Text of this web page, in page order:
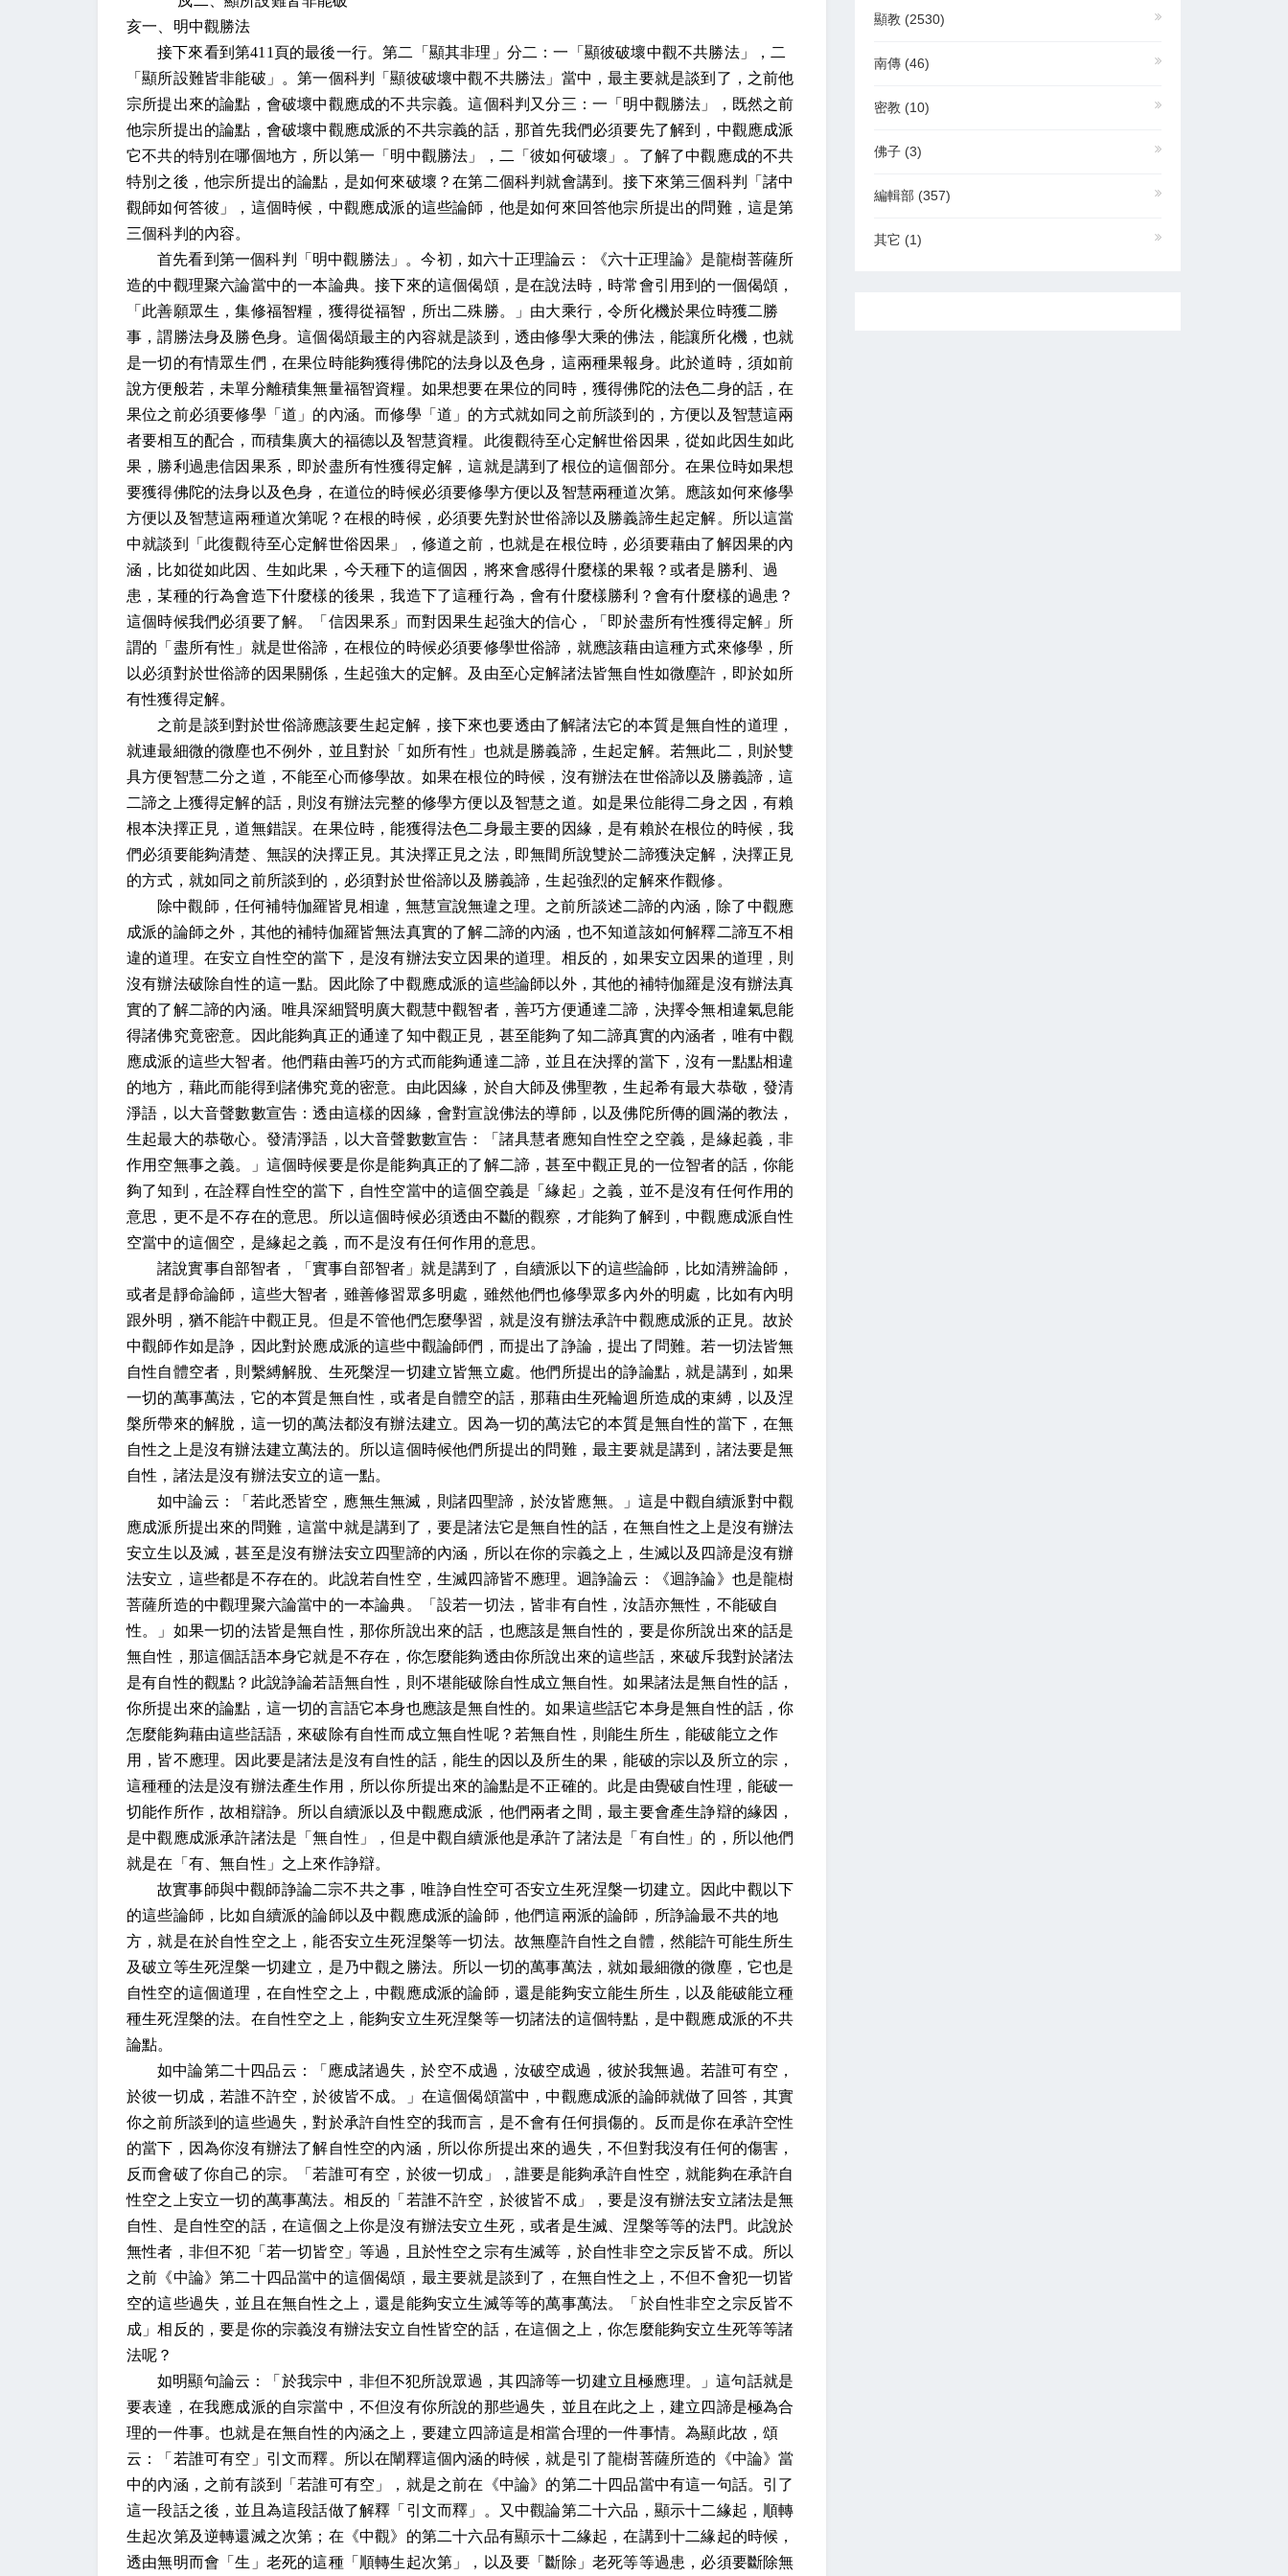
亥一、明中觀勝法
接下來看到第411 頁的最後一行。第二「顯其非理」分二：一「顯彼破壞中觀不共勝法」，二
「顯所設難皆非能破」。第一個科判「顯彼破壞中觀不共勝法」當中，最主要就是談到了，之前他
宗所提出來的論點，會破壞中觀應成的不共宗義。這個科判又分三：一「明中觀勝法」，既然之前
他宗所提出的論點，會破壞中觀應成派的不共宗義的話，那首先我們必須要先了解到，中觀應成派
它不共的特別在哪個地方，所以第一「明中觀勝法」，二「彼如何破壞」。了解了中觀應成的不共
特別之後，他宗所提出的論點，是如何來破壞？在第二個科判就會講到。接下來第三個科判「諸中
觀師如何答彼」，這個時候，中觀應成派的這些論師，他是如何來回答他宗所提出的問難，這是第
三個科判的內容。
首先看到第一個科判「明中觀勝法」。今初，如六十正理論云：《六十正理論》是龍樹菩薩所
造的中觀理聚六論當中的一本論典。接下來的這個偈頌，是在說法時，時常會引用到的一個偈頌，
「此善願眾生，集修福智糧，獲得從福智，所出二殊勝。」由大乘行，令所化機於果位時獲二勝
事，謂勝法身及勝色身。這個偈頌最主的內容就是談到，透由修學大乘的佛法，能讓所化機，也就
是一切的有情眾生們，在果位時能夠獲得佛陀的法身以及色身，這兩種果報身。此於道時，須如前
說方便般若，未單分離積集無量福智資糧。如果想要在果位的同時，獲得佛陀的法色二身的話，在
果位之前必須要修學「道」的內涵。而修學「道」的方式就如同之前所談到的，方便以及智慧這兩
者要相互的配合，而積集廣大的福德以及智慧資糧。此復觀待至心定解世俗因果，從如此因生如此
果，勝利過患信因果系，即於盡所有性獲得定解，這就是講到了根位的這個部分。在果位時如果想
要獲得佛陀的法身以及色身，在道位的時候必須要修學方便以及智慧兩種道次第。應該如何來修學
方便以及智慧這兩種道次第呢？在根的時候，必須要先對於世俗諦以及勝義諦生起定解。所以這當
中就談到「此復觀待至心定解世俗因果」，修道之前，也就是在根位時，必須要藉由了解因果的內
涵，比如從如此因、生如此果，今天種下的這個因，將來會感得什麼樣的果報？或者是勝利、過
患，某種的行為會造下什麼樣的後果，我造下了這種行為，會有什麼樣勝利？會有什麼樣的過患？
這個時候我們必須要了解。「信因果系」而對因果生起強大的信心，「即於盡所有性獲得定解」所
謂的「盡所有性」就是世俗諦，在根位的時候必須要修學世俗諦，就應該藉由這種方式來修學，所
以必須對於世俗諦的因果關係，生起強大的定解。及由至心定解諸法皆無自性如微塵許，即於如所
有性獲得定解。
之前是談到對於世俗諦應該要生起定解，接下來也要透由了解諸法它的本質是無自性的道理，
就連最細微的微塵也不例外，並且對於「如所有性」也就是勝義諦，生起定解。若無此二，則於雙
具方便智慧二分之道，不能至心而修學故。如果在根位的時候，沒有辦法在世俗諦以及勝義諦，這
二諦之上獲得定解的話，則沒有辦法完整的修學方便以及智慧之道。如是果位能得二身之因，有賴
根本決擇正見，道無錯誤。在果位時，能獲得法色二身最主要的因緣，是有賴於在根位的時候，我
們必須要能夠清楚、無誤的決擇正見。其決擇正見之法，即無間所說雙於二諦獲決定解，決擇正見
的方式，就如同之前所談到的，必須對於世俗諦以及勝義諦，生起強烈的定解來作觀修。
除中觀師，任何補特伽羅皆見相違，無慧宣說無違之理。之前所談述二諦的內涵，除了中觀應
成派的論師之外，其他的補特伽羅皆無法真實的了解二諦的內涵，也不知道該如何解釋二諦互不相
違的道理。在安立自性空的當下，是沒有辦法安立因果的道理。相反的，如果安立因果的道理，則
沒有辦法破除自性的這一點。因此除了中觀應成派的這些論師以外，其他的補特伽羅是沒有辦法真
實的了解二諦的內涵。唯具深細賢明廣大觀慧中觀智者，善巧方便通達二諦，決擇令無相違氣息能
得諸佛究竟密意。因此能夠真正的通達了知中觀正見，甚至能夠了知二諦真實的內涵者，唯有中觀
應成派的這些大智者。他們藉由善巧的方式而能夠通達二諦，並且在決擇的當下，沒有一點點相違
的地方，藉此而能得到諸佛究竟的密意。由此因緣，於自大師及佛聖教，生起希有最大恭敬，發清
淨語，以大音聲數數宣告：透由這樣的因緣，會對宣說佛法的導師，以及佛陀所傳的圓滿的教法，
生起最大的恭敬心。發清淨語，以大音聲數數宣告：「諸具慧者應知自性空之空義，是緣起義，非
作用空無事之義。」這個時候要是你是能夠真正的了解二諦，甚至中觀正見的一位智者的話，你能
夠了知到，在詮釋自性空的當下，自性空當中的這個空義是「緣起」之義，並不是沒有任何作用的
意思，更不是不存在的意思。所以這個時候必須透由不斷的觀察，才能夠了解到，中觀應成派自性
空當中的這個空，是緣起之義，而不是沒有任何作用的意思。
諸說實事自部智者，「實事自部智者」就是講到了，自續派以下的這些論師，比如清辨論師，
或者是靜命論師，這些大智者，雖善修習眾多明處，雖然他們也修學眾多內外的明處，比如有內明
跟外明，猶不能許中觀正見。但是不管他們怎麼學習，就是沒有辦法承許中觀應成派的正見。故於
中觀師作如是諍，因此對於應成派的這些中觀論師們，而提出了諍論，提出了問難。若一切法皆無
自性自體空者，則繫縛解脫、生死槃涅一切建立皆無立處。他們所提出的諍論點，就是講到，如果
一切的萬事萬法，它的本質是無自性，或者是自體空的話，那藉由生死輪迴所造成的束縛，以及涅
槃所帶來的解脫，這一切的萬法都沒有辦法建立。因為一切的萬法它的本質是無自性的當下，在無
自性之上是沒有辦法建立萬法的。所以這個時候他們所提出的問難，最主要就是講到，諸法要是無
自性，諸法是沒有辦法安立的這一點。
如中論云：「若此悉皆空，應無生無滅，則諸四聖諦，於汝皆應無。」這是中觀自續派對中觀
應成派所提出來的問難，這當中就是講到了，要是諸法它是無自性的話，在無自性之上是沒有辦法
安立生以及滅，甚至是沒有辦法安立四聖諦的內涵，所以在你的宗義之上，生滅以及四諦是沒有辦
法安立，這些都是不存在的。此說若自性空，生滅四諦皆不應理。迴諍論云：《迴諍論》也是龍樹
菩薩所造的中觀理聚六論當中的一本論典。「設若一切法，皆非有自性，汝語亦無性，不能破自
性。」如果一切的法皆是無自性，那你所說出來的話，也應該是無自性的，要是你所說出來的話是
無自性，那這個話語本身它就是不存在，你怎麼能夠透由你所說出來的這些話，來破斥我對於諸法
是有自性的觀點？此說諍論若語無自性，則不堪能破除自性成立無自性。如果諸法是無自性的話，
你所提出來的論點，這一切的言語它本身也應該是無自性的。如果這些話它本身是無自性的話，你
怎麼能夠藉由這些話語，來破除有自性而成立無自性呢？若無自性，則能生所生，能破能立之作
用，皆不應理。因此要是諸法是沒有自性的話，能生的因以及所生的果，能破的宗以及所立的宗，
這種種的法是沒有辦法產生作用，所以你所提出來的論點是不正確的。此是由覺破自性理，能破一
切能作所作，故相辯諍。所以自續派以及中觀應成派，他們兩者之間，最主要會產生諍辯的緣因，
是中觀應成派承許諸法是「無自性」，但是中觀自續派他是承許了諸法是「有自性」的，所以他們
就是在「有、無自性」之上來作諍辯。
故實事師與中觀師諍論二宗不共之事，唯諍自性空可否安立生死涅槃一切建立。因此中觀以下
的這些論師，比如自續派的論師以及中觀應成派的論師，他們這兩派的論師，所諍論最不共的地
方，就是在於自性空之上，能否安立生死涅槃等一切法。故無塵許自性之自體，然能許可能生所生
及破立等生死涅槃一切建立，是乃中觀之勝法。所以一切的萬事萬法，就如最細微的微塵，它也是
自性空的這個道理，在自性空之上，中觀應成派的論師，還是能夠安立能生所生，以及能破能立種
種生死涅槃的法。在自性空之上，能夠安立生死涅槃等一切諸法的這個特點，是中觀應成派的不共
論點。
如中論第二十四品云：「應成諸過失，於空不成過，汝破空成過，彼於我無過。若誰可有空，
於彼一切成，若誰不許空，於彼皆不成。」在這個偈頌當中，中觀應成派的論師就做了回答，其實
你之前所談到的這些過失，對於承許自性空的我而言，是不會有任何損傷的。反而是你在承許空性
的當下，因為你沒有辦法了解自性空的內涵，所以你所提出來的過失，不但對我沒有任何的傷害，
反而會破了你自己的宗。「若誰可有空，於彼一切成」，誰要是能夠承許自性空，就能夠在承許自
性空之上安立一切的萬事萬法。相反的「若誰不許空，於彼皆不成」，要是沒有辦法安立諸法是無
自性、是自性空的話，在這個之上你是沒有辦法安立生死，或者是生滅、涅槃等等的法門。此說於
無性者，非但不犯「若一切皆空」等過，且於性空之宗有生滅等，於自性非空之宗反皆不成。所以
之前《中論》第二十四品當中的這個偈頌，最主要就是談到了，在無自性之上，不但不會犯一切皆
空的這些過失，並且在無自性之上，還是能夠安立生滅等等的萬事萬法。「於自性非空之宗反皆不
成」相反的，要是你的宗義沒有辦法安立自性皆空的話，在這個之上，你怎麼能夠安立生死等等諸
法呢？
如明顯句論云：「於我宗中，非但不犯所說眾過，其四諦等一切建立且極應理。」這句話就是
要表達，在我應成派的自宗當中，不但沒有你所說的那些過失，並且在此之上，建立四諦是極為合
理的一件事。也就是在無自性的內涵之上，要建立四諦這是相當合理的一件事情。為顯此故，頌
云：「若誰可有空」引文而釋。所以在闡釋這個內涵的時候，就是引了龍樹菩薩所造的《中論》當
中的內涵，之前有談到「若誰可有空」，就是之前在《中論》的第二十四品當中有這一句話。引了
這一段話之後，並且為這段話做了解釋「引文而釋」。又中觀論第二十六品，顯示十二緣起，順轉
生起次第及逆轉還滅之次第；在《中觀》的第二十六品有顯示十二緣起，在講到十二緣起的時候，
透由無明而會「生」老死的這種「順轉生起次第」，以及要「斷除」老死等等過患，必須要斷除無
顯教 (2530)
南傳 (46)
密教 (10)
佛子 (3)
編輯部 (357)
其它 (1)